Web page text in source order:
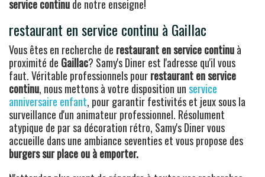
service continude notre enseigne!
restaurant en service continu à Gaillac
Vous êtes en recherche de restaurant en service continuà
proximité de Gaillac? Samy's Diner est l'adresse qu'il vous
faut. Véritable professionnels pourrestaurant en service
continu, nous mettons à votre disposition unservice
anniversaire enfant, pour garantir festivités et jeux sous la
surveillance d'un animateur professionnel. Résolument
atypique de par sa décoration rétro, Samy's Diner vous
accueille dans une ambiance seventies et vous propose des
burgers sur place ou à emporter.